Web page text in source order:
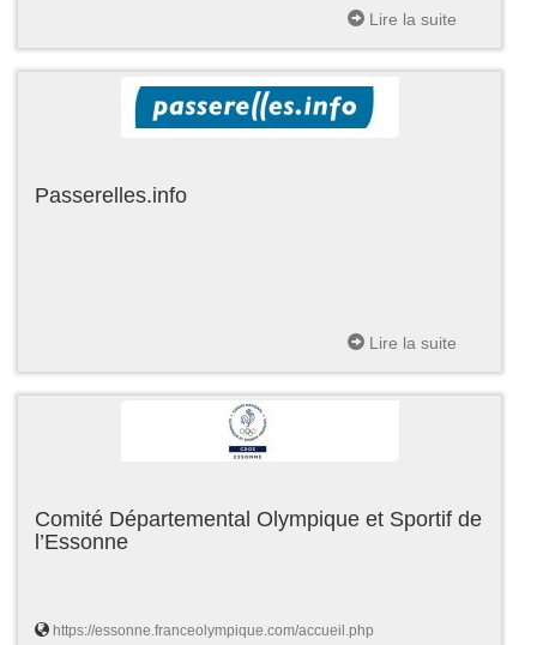
Lire la suite
Passerelles.info
Lire la suite
Comité Départemental Olympique et Sportif de
l’Essonne
https://essonne.franceolympique.com/accueil.php